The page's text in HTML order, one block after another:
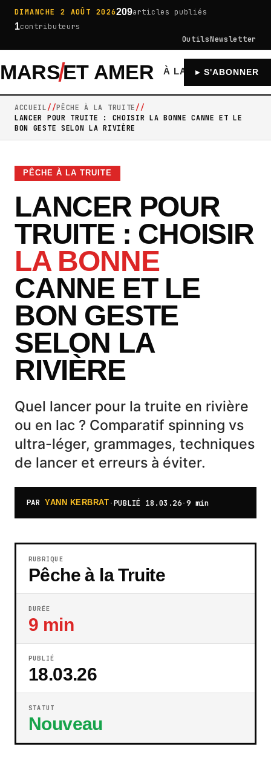
DIMANCHE 2 AOÛT 2026209articles publiés
1contributeurs
OutilsNewsletter
MARSET AMER À LA UNE▸ S'ABONNER
ACCUEIL
PÊCHE À LA TRUITE
LANCER POUR TRUITE : CHOISIR LA BONNE CANNE ET LE
BON GESTE SELON LA RIVIÈRE
PÊCHE À LA TRUITE
LANCER POUR
TRUITE : CHOISIR
LA BONNE
CANNE ET LE
BON GESTE
SELON LA
RIVIÈRE
Quel lancer pour la truite en rivière
ou en lac ? Comparatif spinning vs
ultra-léger, grammages, techniques
de lancer et erreurs à éviter.
PAR YANN KERBRAT ·PUBLIÉ 18.03.26·9 min
RUBRIQUE
Pêche à la Truite
DURÉE
9 min
PUBLIÉ
18.03.26
STATUT
Nouveau